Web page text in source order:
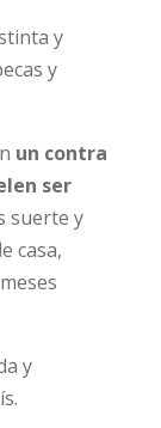
y
y
un contra
ser
suerte y
casa,
y